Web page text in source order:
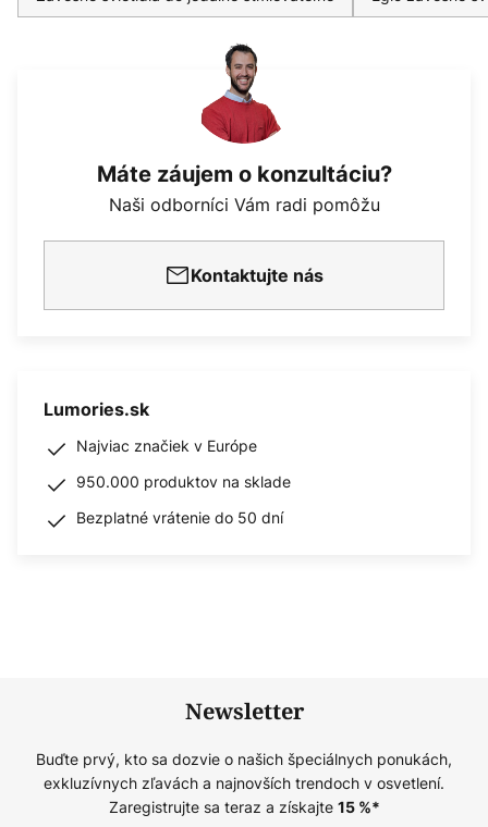
Máte záujem o konzultáciu?
Naši odborníci Vám radi pomôžu
Kontaktujte nás
Lumories.sk
Najviac značiek v Európe
950.000 produktov na sklade
Bezplatné vrátenie do 50 dní
Newsletter
Buďte prvý, kto sa dozvie o našich špeciálnych ponukách,
exkluzívnych zľavách a najnovších trendoch v osvetlení.
Zaregistrujte sa teraz a získajte 15%*